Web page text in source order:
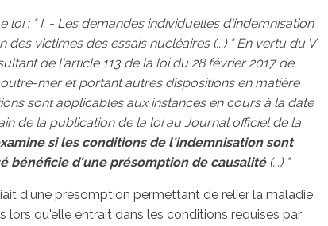
loi : " I. - Les demandes individuelles d'indemnisation
victimes des essais nucléaires (...) " En vertu du V
de l'article 113 de la loi du 28 février 2017 de
mer et portant autres dispositions en matière
sont applicables aux instances en cours à la date
de la publication de la loi au Journal officiel de la
si les conditions de l'indemnisation sont
bénéficie d'une présomption de causalité(...) "
d'une présomption permettant de relier la maladie
lors qu'elle entrait dans les conditions requises par